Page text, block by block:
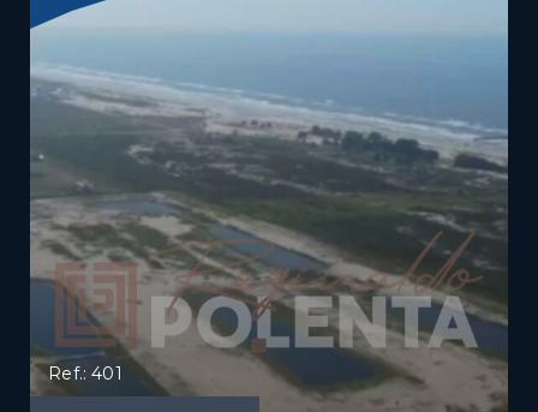
Ref.: 401